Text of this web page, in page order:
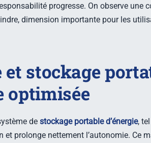
progresse. On observe une
dimension importante pour les
stockage
optimisée
de stockage portable d’énergie,
prolonge nettement l’autonomie. Ce